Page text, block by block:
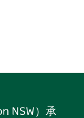
NSW）承